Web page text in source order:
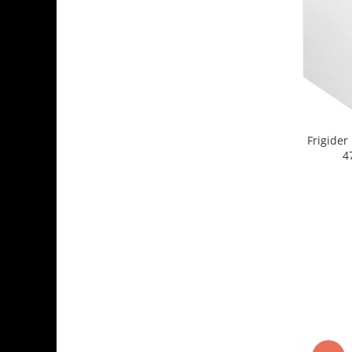
Frigider